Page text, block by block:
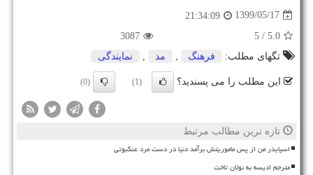
1399/05/17
21:34:09
5.0
/ 5
3087
تگهای مطلب:
فرهنگ مد نمایندگی
این مطلب را می پسندید؟ (1)
(0)
تازه ترین مطالب مرتبط
اسپایدر من از پس ماموریتش برآمد دنیا در دست مرد عنکبوتی
مترجم ادیسه به نولان تاخت